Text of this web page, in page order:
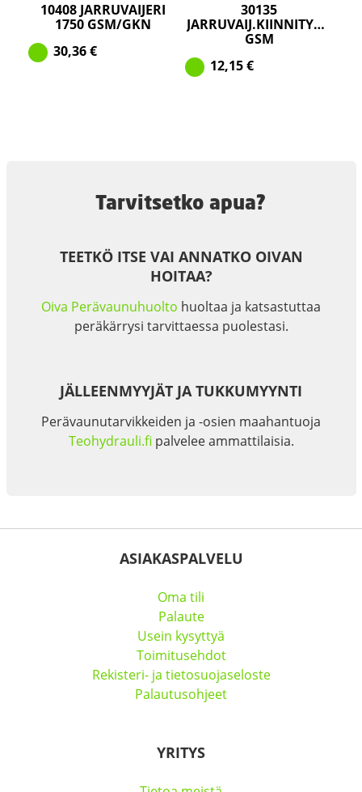
10408 JARRUVAIJERI
1750 GSM/GKN
30,36€
30135
JARRUVAIJ.KIINNITYSPELTI
GSM
12,15€
Tarvitsetko apua?
TEETKÖ ITSE VAI ANNATKO OIVAN
HOITAA?
Oiva Perävaunuhuolto huoltaa ja katsastuttaa
peräkärrysi tarvittaessa puolestasi.
JÄLLEENMYYJÄT JA TUKKUMYYNTI
Perävaunutarvikkeiden ja -osien maahantuoja
Teohydrauli.fi palvelee ammattilaisia.
ASIAKASPALVELU
Oma tili
Palaute
Usein kysyttyä
Toimitusehdot
Rekisteri- ja tietosuojaseloste
Palautusohjeet
YRITYS